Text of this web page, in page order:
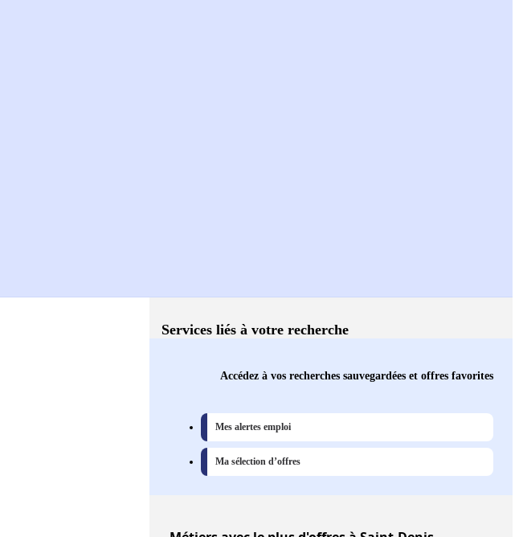
Services liés à votre recherche
Accédez à vos recherches sauvegardées et offres favorites
Mes alertes emploi
Ma sélection d’offres